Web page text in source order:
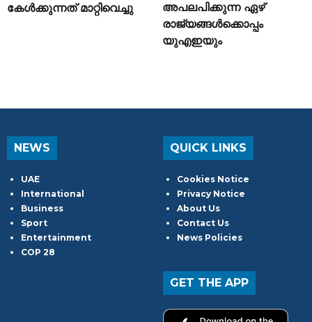
കേൾക്കുന്നത് മാറ്റിവെച്ചു
അപലപിക്കുന്ന ഏഴ്
രാജ്യങ്ങൾക്കൊപ്പം
യുഎഇയും
NEWS
UAE
International
Business
Sport
Entertainment
COP 28
QUICK LINKS
Cookies Notice
Privacy Notice
About Us
Contact Us
News Policies
GET THE APP